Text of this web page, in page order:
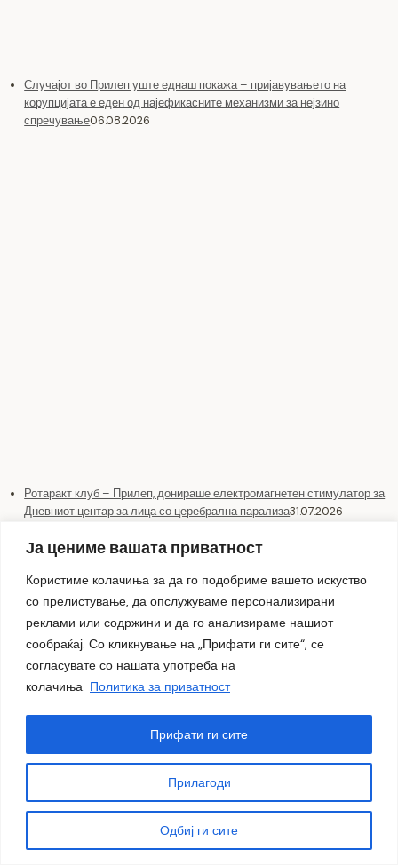
Ја цениме вашата приватност
Користиме колачиња за да го подобриме вашето искуство
со прелистување, да опслужуваме персонализирани
реклами или содржини и да го анализираме нашиот
сообраќај. Со кликнување на „Прифати ги сите“, се
согласувате со нашата употреба на
колачиња. Политика за приватност
Прилагоди
Одбиј ги сите
Прифати ги сите
Случајот во Прилеп уште еднаш покажа – пријавувањето на
корупцијата е еден од најефикасните механизми за нејзино
спречување06.08.2026
Ротаракт клуб – Прилеп, донираше електромагнетен стимулатор за
Дневниот центар за лица со церебрална парализа31.07.2026